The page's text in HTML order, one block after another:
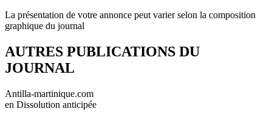
La présentation de votre annonce peut varier selon la composition
graphique du journal
AUTRES PUBLICATIONS DU
JOURNAL
Antilla-martinique.com
en Dissolution anticipée